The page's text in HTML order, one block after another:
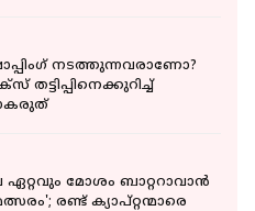
നടത്തുന്നവരാണോ?
തട്ടിപ്പിനെക്കുറിച്ച്
മോശം ബാറ്ററാവാൻ
രണ്ട് ക്യാപ്റ്റന്മാരെ